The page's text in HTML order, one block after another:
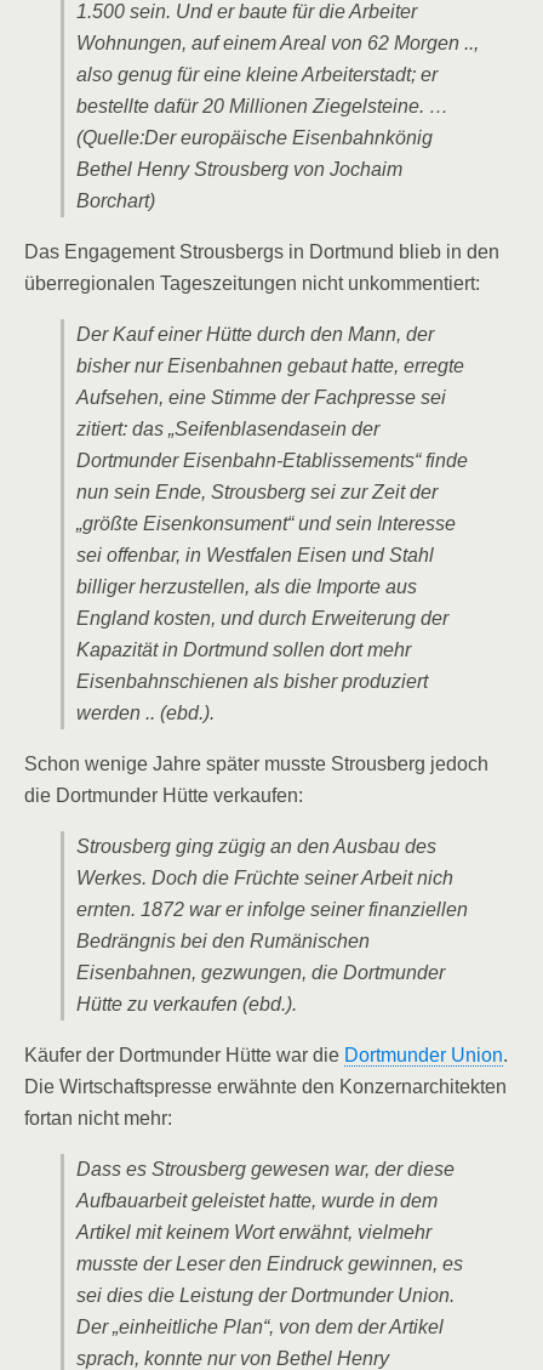
1.500 sein. Und er baute für die Arbeiter
Wohnungen, auf einem Areal von 62 Morgen ..,
also genug für eine kleine Arbeiterstadt; er
bestellte dafür 20 Millionen Ziegelsteine. …
(Quelle:Der europäische Eisenbahnkönig
Bethel Henry Strousberg von Jochaim
Borchart)
Das Engagement Strousbergs in Dortmund blieb in den
überregionalen Tageszeitungen nicht unkommentiert:
Der Kauf einer Hütte durch den Mann, der
bisher nur Eisenbahnen gebaut hatte, erregte
Aufsehen, eine Stimme der Fachpresse sei
zitiert: das „Seifenblasendasein der
Dortmunder Eisenbahn-Etablissements“ finde
nun sein Ende, Strousberg sei zur Zeit der
„größte Eisenkonsument“ und sein Interesse
sei offenbar, in Westfalen Eisen und Stahl
billiger herzustellen, als die Importe aus
England kosten, und durch Erweiterung der
Kapazität in Dortmund sollen dort mehr
Eisenbahnschienen als bisher produziert
werden .. (ebd.).
Schon wenige Jahre später musste Strousberg jedoch
die Dortmunder Hütte verkaufen:
Strousberg ging zügig an den Ausbau des
Werkes. Doch die Früchte seiner Arbeit nich
ernten. 1872 war er infolge seiner finanziellen
Bedrängnis bei den Rumänischen
Eisenbahnen, gezwungen, die Dortmunder
Hütte zu verkaufen (ebd.).
Käufer der Dortmunder Hütte war die Dortmunder Union.
Die Wirtschaftspresse erwähnte den Konzernarchitekten
fortan nicht mehr:
Dass es Strousberg gewesen war, der diese
Aufbauarbeit geleistet hatte, wurde in dem
Artikel mit keinem Wort erwähnt, vielmehr
musste der Leser den Eindruck gewinnen, es
sei dies die Leistung der Dortmunder Union.
Der „einheitliche Plan“, von dem der Artikel
sprach, konnte nur von Bethel Henry